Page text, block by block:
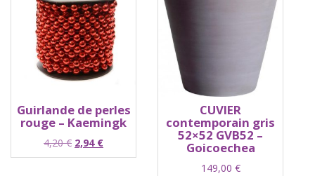
Guirlande de perles
rouge – Kaemingk
4,20€ Le
prix
2,94 €Le
prix
CUVIER
contemporain gris
52×52 GVB52 –
Goicoechea
149,00 €